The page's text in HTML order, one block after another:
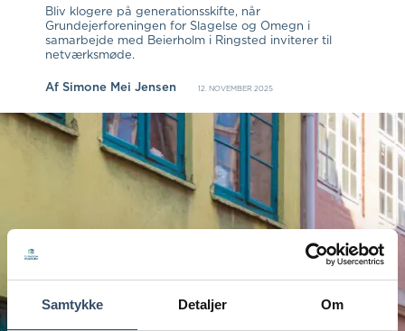
Samtykke Detaljer Om
Bliv klogere på generationsskifte, når
Grundejerforeningen for Slagelse og Omegn i
samarbejde med Beierholm i Ringsted inviterer til
netværksmøde.
Af Simone Mei Jensen 12. NOVEMBER 2025